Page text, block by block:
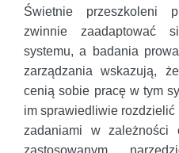
Świetnie przeszkoleni
zwinnie zaadaptować
systemu, a badania
zarządzania wskazują,
cenią sobie pracę w tym
im sprawiedliwie
zadaniami w zależności